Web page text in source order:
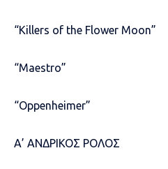
“Killers of the Flower Moon”
“Maestro”
“Oppenheimer”
Α’ ΑΝΔΡΙΚΟΣ ΡΟΛΟΣ